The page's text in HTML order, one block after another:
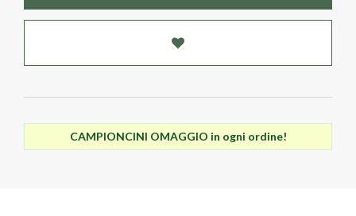
CAMPIONCINI OMAGGIO in ogni ordine!